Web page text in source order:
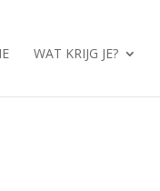
WAT KRIJG JE?